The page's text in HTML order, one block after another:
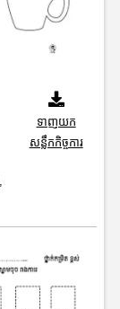
ទាញយក
សន្លឹកកិច្ចការ